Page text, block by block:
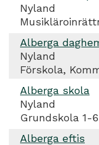
Nyland
Alberga
Nyland
Förskola,
Alberga skola
Nyland
Grundskola 1-6
Alberga eftis